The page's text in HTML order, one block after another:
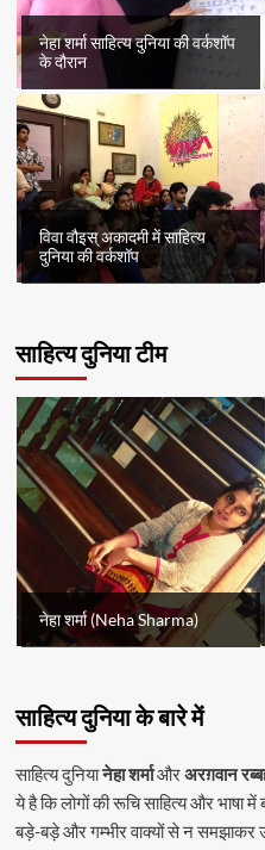
नेहा शर्मा साहित्य दुनिया की वर्कशॉप
के दौरान
विवा वौइस् अकादमी में साहित्य
दुनिया की वर्कशॉप
साहित्य दुनिया टीम
नेहा शर्मा (Neha Sharma)
साहित्य दुनिया के बारे में
साहित्य दुनियानेहा शर्माऔरअरग़वान
ये है कि लोगों की रूचि साहित्य और भाषा
बड़े-बड़े और गम्भीर वाक्यों से न